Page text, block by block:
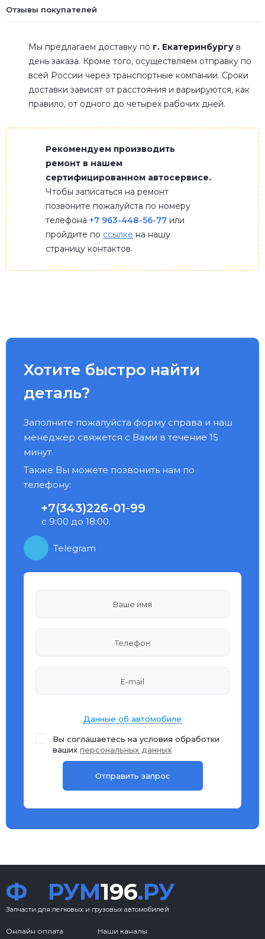
Отзывы покупателей
Мы предлагаем доставку по г. Екатеринбургу в
день заказа. Кроме того, осуществляем отправку по
всей России через транспортные компании. Сроки
доставки зависят от расстояния и варьируются, как
правило, от одного до четырех рабочих дней.
Рекомендуем производить
ремонт в нашем
сертифицированном автосервисе.
Чтобы записаться на ремонт
позвоните пожалуйста по номеру
телефона +7 963-448-56-77 или
пройдите по ссылке на нашу
страницу контактов.
Хотите быстро найти
деталь?
Заполните пожалуйста форму справа и наш
менеджер свяжется с Вами в течение 15
минут.
Также Вы можете позвонить нам по
телефону:
+7(343)226-01-99
с 9:00 до 18:00.
Telegram
Данные об автомобиле
Вы соглашаетесь на условия обработки
ваших персональных данных
Ф РУМ196.РУ
Запчасти для легковых и грузовых автомобилей
Онлайн оплата Наши каналы